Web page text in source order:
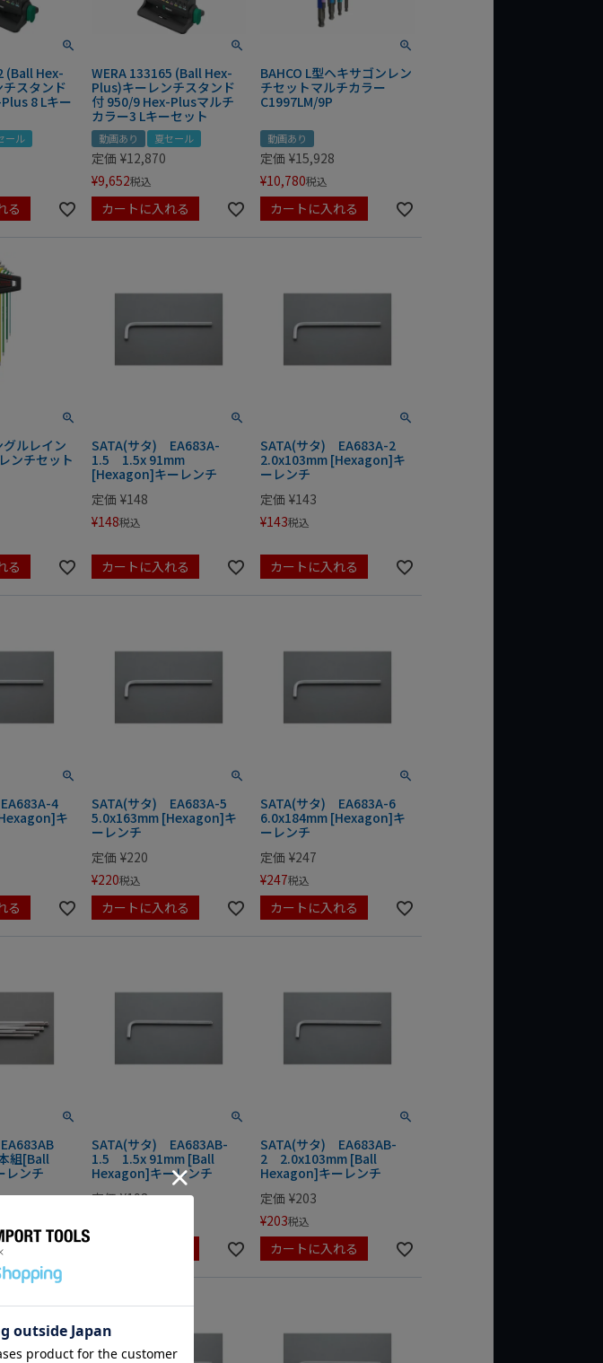
(Ball Hex-
スタンド
8 Lキー
ール
る
WERA 133165 (Ball Hex-
Plus)キーレンチスタンド
付 950/9 Hex-Plusマルチ
カラー3 Lキーセット
動画あり 夏セール
定価 ¥12,870
¥9,652税込
カートに入れる
BAHCO L型ヘキサゴンレン
チセットマルチカラー
C1997LM/9P
動画あり
定価 ¥15,928
¥10,780税込
カートに入れる
グルレイン
ンチセット
る
SATA(サタ) EA683A-
1.5 1.5x 91mm
[Hexagon]キーレンチ
定価 ¥148
¥148税込
カートに入れる
SATA(サタ) EA683A-2
2.0x103mm [Hexagon]キ
ーレンチ
定価 ¥143
¥143税込
カートに入れる
4
キ
る
SATA(サタ) EA683A-5
5.0x163mm [Hexagon]キ
ーレンチ
定価 ¥220
¥220税込
カートに入れる
SATA(サタ) EA683A-6
6.0x184mm [Hexagon]キ
ーレンチ
定価 ¥247
¥247税込
カートに入れる
組[Ball
レンチ
る
SATA(サタ) EA683AB-
1.5 1.5x 91mm [Ball
Hexagon]キーレンチ
定価 ¥198
SATA(サタ) EA683AB-
2 2.0x103mm [Ball
Hexagon]キーレンチ
定価 ¥203
¥203税込
カートに入れる